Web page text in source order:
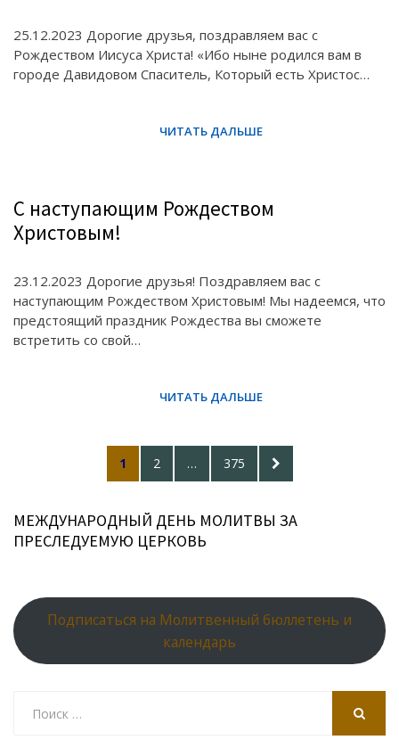
25.12.2023 Дорогие друзья, поздравляем вас с
Рождеством Иисуса Христа! «Ибо ныне родился вам в
городе Давидовом Спаситель, Который есть Христос…
С наступающим Рождеством
Христовым!
23.12.2023 Дорогие друзья! Поздравляем вас с
наступающим Рождеством Христовым! Мы надеемся, что
предстоящий праздник Рождества вы сможете
встретить со свой…
pagination
PAGE
1 PAGE
2 … PAGE
375
NEXT
PAGE
МЕЖДУНАРОДНЫЙ ДЕНЬ МОЛИТВЫ ЗА
ПРЕСЛЕДУЕМУЮ ЦЕРКОВЬ
Подписаться на Молитвенный бюллетень и
календарь